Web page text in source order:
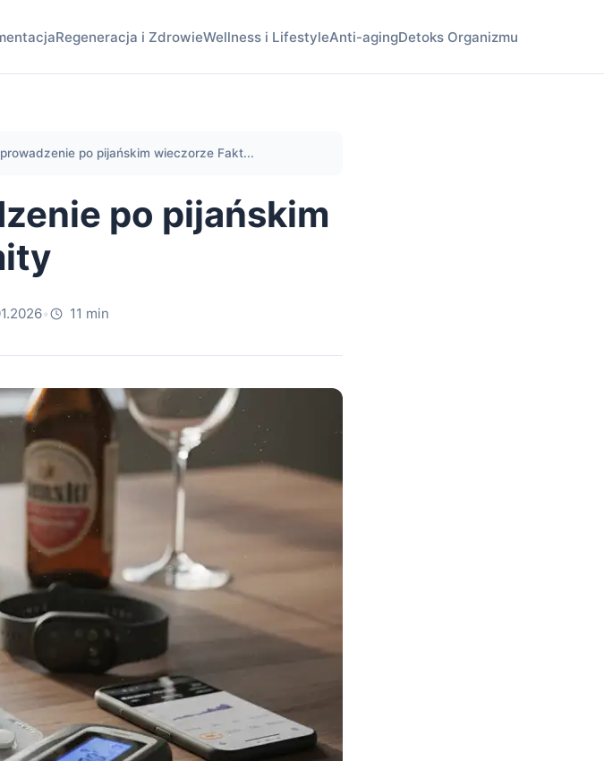
Regeneracja i ZdrowieWellness i LifestyleAnti-agingDetoks Organizmu
po pijańskim wieczorze Fakt...
po pijańskim
• 11 min